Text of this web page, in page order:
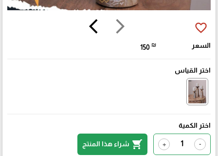
arrow_forward_ios
arrow_back_ios favorite_border
السعر 150 ₪
اختر القياس
اختر الكمية
-
+
shopping_cart شراء هذا المنتج